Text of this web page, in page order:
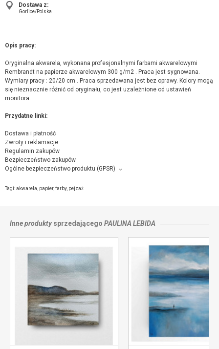
Dostawa z:
Gorlice/Polska
Opis pracy:
Oryginalna akwarela, wykonana profesjonalnymi farbami akwarelowymi
Rembrandt na papierze akwarelowym 300 g/m2 . Praca jest sygnowana.
Wymiary pracy : 20/20 cm . Praca sprzedawana jest bez oprawy. Kolory mogą
się nieznacznie różnić od oryginału, co jest uzależnione od ustawień
monitora.
Przydatne linki:
Dostawa i płatność
Zwroty i reklamacje
Regulamin zakupów
Bezpieczeństwo zakupów
Ogólne bezpieczeństwo produktu (GPSR)
Niebieska pracownia, Norwida 4/43, 38-300 Gorlice,
Tagi:akwarela papier, farby, pejzaż
Inne produktysprzedającego PAULINA LEBIDA